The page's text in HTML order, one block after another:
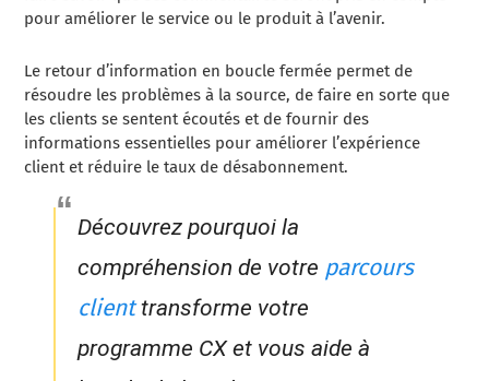
pour améliorer le service ou le produit à l’avenir.
Le retour d’information en boucle fermée permet de
résoudre les problèmes à la source, de faire en sorte que
les clients se sentent écoutés et de fournir des
informations essentielles pour améliorer l’expérience
client et réduire le taux de désabonnement.
Découvrez pourquoi la
compréhension de votre parcours
clienttransforme votre
programme CX et vous aide à